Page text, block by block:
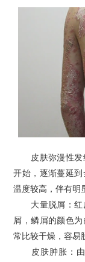
皮肤弥漫性发
开始，逐渐蔓延
温度较高，伴有明
大量脱屑：红
屑，鳞屑的颜色
常比较干燥，容易
皮肤肿胀：由